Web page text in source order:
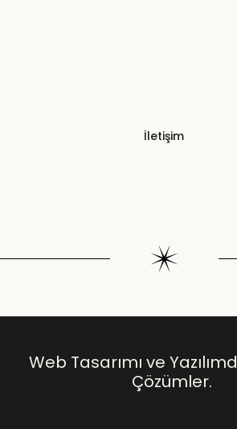
İletişim
Web Tasarımı ve
Çözümler.